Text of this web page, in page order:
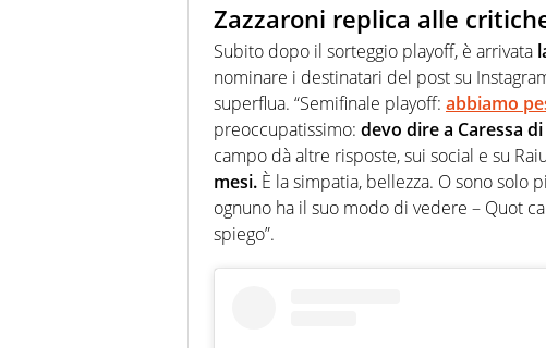
Zazzaroni replica alle
Subito dopo il sorteggio playoff, è arrivata
nominare i destinatari del post su
superflua. “Semifinale playoff: abbiamo
preoccupatissimo: devo dire a Caressa
campo dà altre risposte, sui social e su
mesi. È la simpatia, bellezza. O sono
ognuno ha il suo modo di vedere – Quot
spiego”.